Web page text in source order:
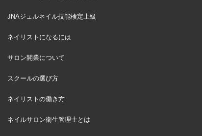
JNAジェルネイル技能検定上級
ネイリストになるには
サロン開業について
スクールの選び方
ネイリストの働き方
ネイルサロン衛生管理士とは